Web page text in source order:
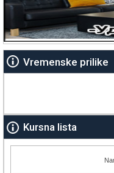
Vremenske prilike
Kursna lista